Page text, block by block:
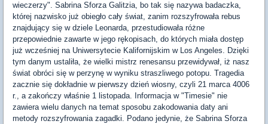
wieczerzy". Sabrina Sforza Galitzia, bo tak się nazywa badaczka,
której nazwisko już obiegło cały świat, zanim rozszyfrowała rebus
znajdujący się w dziele Leonarda, przestudiowała różne
przepowiednie zawarte w jego rękopisach, do których miała dostęp
już wcześniej na Uniwersytecie Kalifornijskim w Los Angeles. Dzięki
tym danym ustaliła, że wielki mistrz renesansu przewidywał, iż nasz
świat obróci się w perzynę w wyniku straszliwego potopu. Tragedia
zacznie się dokładnie w pierwszy dzień wiosny, czyli 21 marca 4006
r., a zakończy właśnie 1 listopada. Informacja w "Timesie" nie
zawiera wielu danych na temat sposobu zakodowania daty ani
metody rozszyfrowania zagadki. Podano jedynie, że Sabrina Sforza